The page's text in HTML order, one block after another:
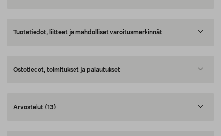
Tuotetiedot, liitteet ja mahdolliset varoitusmerkinnät
Ostotiedot, toimitukset ja palautukset
Arvostelut (13)